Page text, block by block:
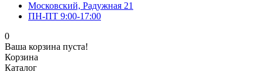
Московский, Радужная 21
ПН-ПТ 9:00-17:00
0
Ваша корзина пуста!
Корзина
Каталог